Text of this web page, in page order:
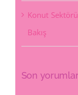
Konut
Bakış
Son yorumlar